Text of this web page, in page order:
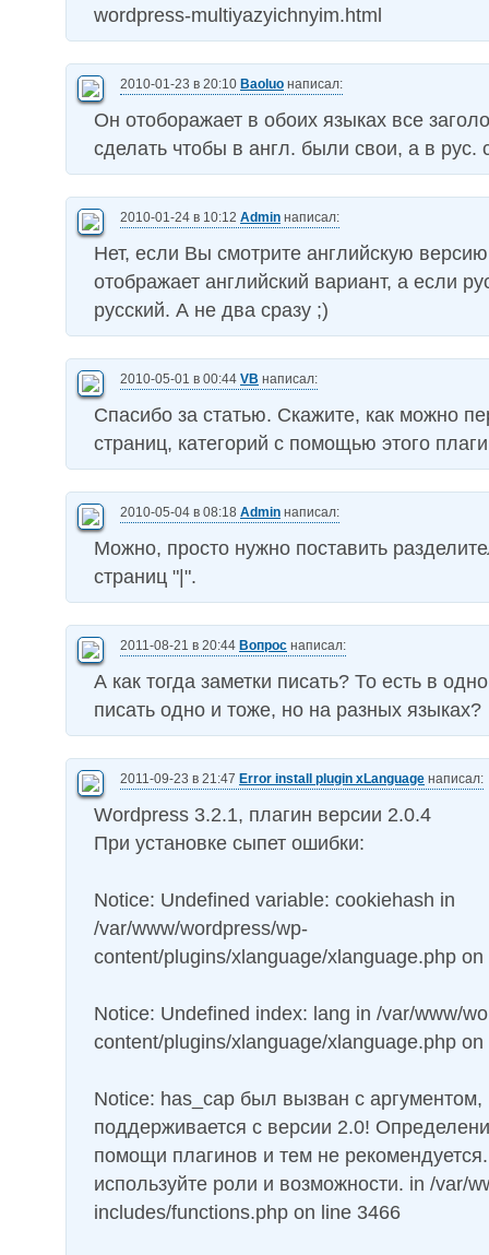
wordpress-multiyazyichnyim.html
2010-01-23 в 20:10 Baoluo написал:
Он отоборажает в обоих языках все
сделать чтобы в англ. были свои, а в рус.
2010-01-24 в 10:12 Admin написал:
Нет, если Вы смотрите английскую
отображает английский вариант, а если
русский. А не два сразу ;)
2010-05-01 в 00:44 VB написал:
Спасибо за статью. Скажите, как можно
страниц, категорий с помощью этого
2010-05-04 в 08:18 Admin написал:
Можно, просто нужно поставить
страниц "|".
2011-08-21 в 20:44 Вопрос написал:
А как тогда заметки писать? То есть в
писать одно и тоже, но на разных языках?
2011-09-23 в 21:47 Error install plugin xLanguage написал:
Wordpress 3.2.1, плагин версии 2.0.4
При установке сыпет ошибки:
Notice: Undefined variable: cookiehash in
/var/www/wordpress/wp-
content/plugins/xlanguage/xlanguage.php on
Notice: Undefined index: lang in /var/www/
content/plugins/xlanguage/xlanguage.php on
Notice: has_cap был вызван с аргументом,
поддерживается с версии 2.0!
помощи плагинов и тем не
используйте роли и возможности. in /var/
includes/functions.php on line 3466